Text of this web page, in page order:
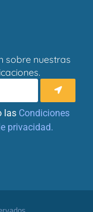
sobre nuestras
las Condiciones
privacidad.